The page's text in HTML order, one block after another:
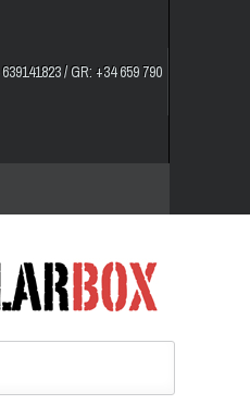
/ GR: +34 659 790